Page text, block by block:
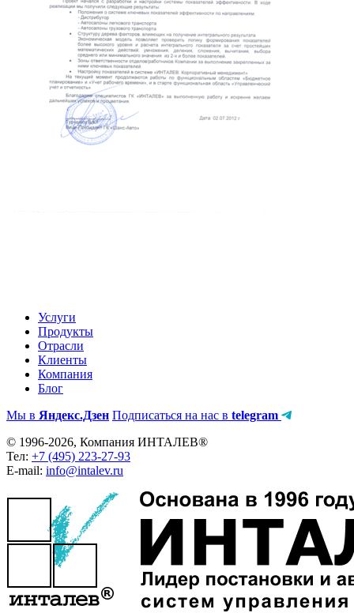
Услуги
Продукты
Отрасли
Клиенты
Компания
Блог
Мы в Яндекс.Дзен Подписаться на нас в telegram
© 1996-2026, Компания ИНТАЛЕВ®
Тел: +7 (495) 223-27-93
E-mail: info@intalev.ru